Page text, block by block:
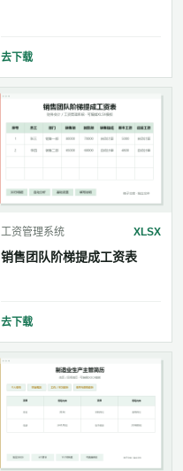
去下载
工资管理系统 XLSX
销售团队阶梯提成工资表
去下载